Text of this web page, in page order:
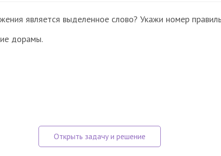
является выделенное слово? Укажи номер
дорамы.